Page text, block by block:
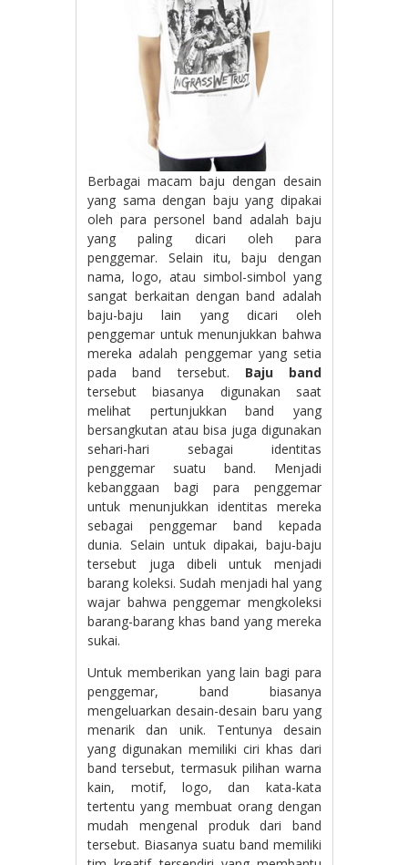
Berbagai macam baju dengan desain
yang sama dengan baju yang dipakai
oleh para personel band adalah baju
yang paling dicari oleh para
penggemar. Selain itu, baju dengan
nama, logo, atau simbol-simbol yang
sangat berkaitan dengan band adalah
baju-baju lain yang dicari oleh
penggemar untuk menunjukkan bahwa
mereka adalah penggemar yang setia
pada band tersebut. Baju band
tersebut biasanya digunakan saat
melihat pertunjukkan band yang
bersangkutan atau bisa juga digunakan
sehari-hari sebagai identitas
penggemar suatu band. Menjadi
kebanggaan bagi para penggemar
untuk menunjukkan identitas mereka
sebagai penggemar band kepada
dunia. Selain untuk dipakai, baju-baju
tersebut juga dibeli untuk menjadi
barang koleksi. Sudah menjadi hal yang
wajar bahwa penggemar mengkoleksi
barang-barang khas band yang mereka
sukai.
Untuk memberikan yang lain bagi para
penggemar, band biasanya
mengeluarkan desain-desain baru yang
menarik dan unik. Tentunya desain
yang digunakan memiliki ciri khas dari
band tersebut, termasuk pilihan warna
kain, motif, logo, dan kata-kata
tertentu yang membuat orang dengan
mudah mengenal produk dari band
tersebut. Biasanya suatu band memiliki